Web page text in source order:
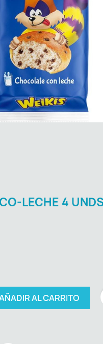
LECHE 4
AL CARRITO